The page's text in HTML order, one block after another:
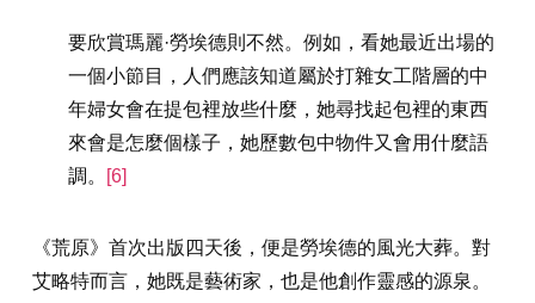
要欣賞瑪麗·勞埃德則不然。例如，看她最近出場的
一個小節目，人們應該知道屬於打雜女工階層的中
年婦女會在提包裡放些什麼，她尋找起包裡的東西
來會是怎麼個樣子，她歷數包中物件又會用什麼語
調。
[6]
《荒原》首次出版四天後，便是勞埃德的風光大葬。對
艾略特而言，她既是藝術家，也是他創作靈感的源泉。